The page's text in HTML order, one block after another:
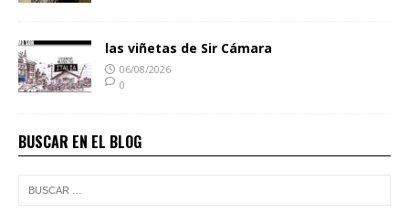
las viñetas de Sir Cámara
06/08/2026
0
BUSCAR EN EL BLOG